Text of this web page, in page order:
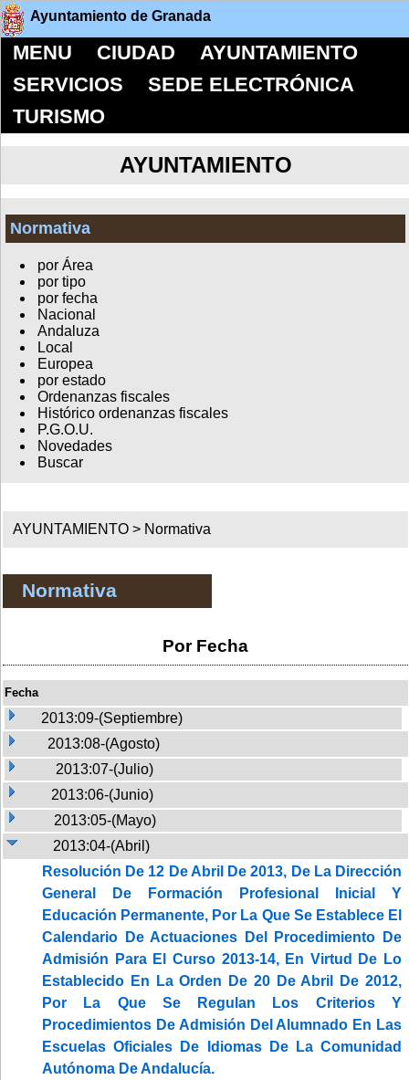
Ayuntamiento de Granada
MENU CIUDAD
AYUNTAMIENTO
SERVICIOS
SEDE ELECTRÓNICA
TURISMO
AYUNTAMIENTO
Normativa
por Área
por tipo
por fecha
Nacional
Andaluza
Local
Europea
por estado
Ordenanzas fiscales
Histórico ordenanzas fiscales
P.G.O.U.
Novedades
Buscar
AYUNTAMIENTO > Normativa
Normativa
Por Fecha
Fecha
2013:09-(Septiembre)
2013:08-(Agosto)
2013:07-(Julio)
2013:06-(Junio)
2013:05-(Mayo)
2013:04-(Abril)
Resolución De 12 De Abril De 2013, De La Dirección
General De Formación Profesional Inicial Y
Educación Permanente, Por La Que Se Establece El
Calendario De Actuaciones Del Procedimiento De
Admisión Para El Curso 2013-14, En Virtud De Lo
Establecido En La Orden De 20 De Abril De 2012,
Por La Que Se Regulan Los Criterios Y
Procedimientos De Admisión Del Alumnado En Las
Escuelas Oficiales De Idiomas De La Comunidad
Autónoma De Andalucía.